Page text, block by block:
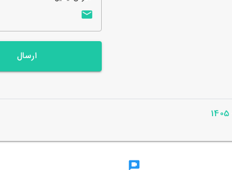
ارسال